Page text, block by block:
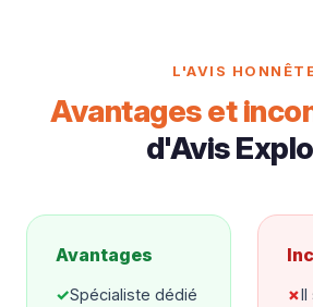
L'AVIS
Avantages et
d'Avis
Avantages
✓Spécialiste dédié
✗Il